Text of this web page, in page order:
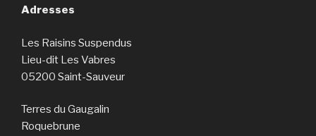
Adresses
Les Raisins Suspendus
Lieu-dit Les Vabres
05200 Saint-Sauveur
Terres du Gaugalin
Roquebrune